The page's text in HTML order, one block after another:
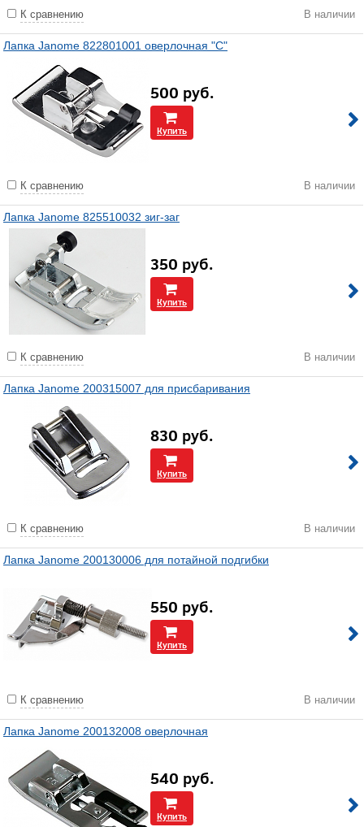
К сравнению В наличии
Лапка Janome 822801001 оверлочная "С"
500 руб.
Купить
К сравнению В наличии
Лапка Janome 825510032 зиг-заг
350 руб.
Купить
К сравнению В наличии
Лапка Janome 200315007 для присбаривания
830 руб.
Купить
К сравнению В наличии
Лапка Janome 200130006 для потайной подгибки
550 руб.
Купить
К сравнению В наличии
Лапка Janome 200132008 оверлочная
540 руб.
Купить